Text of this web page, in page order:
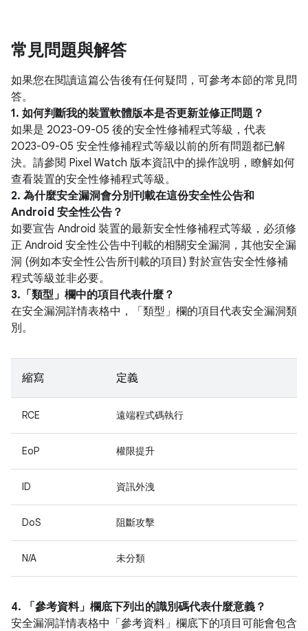
常見問題與解答
如果您在閱讀這篇公告後有任何疑問，可參考本節的常見問
答。
1. 如何判斷我的裝置軟體版本是否更新並修正問題？
如果是 2023-09-05 後的安全性修補程式等級，代表
2023-09-05 安全性修補程式等級以前的所有問題都已解
決。請參閱 Pixel Watch 版本資訊中的操作說明，瞭解如何
查看裝置的安全性修補程式等級。
2. 為什麼安全漏洞會分別刊載在這份安全性公告和
Android 安全性公告？
如要宣告 Android 裝置的最新安全性修補程式等級，必須修
正 Android 安全性公告中刊載的相關安全漏洞，其他安全漏
洞 (例如本安全性公告所刊載的項目) 對於宣告安全性修補
程式等級並非必要。
3.「類型」 欄中的項目代表什麼？
在安全漏洞詳情表格中，「類型」 欄的項目代表安全漏洞類
別。
縮寫 定義
RCE 遠端程式碼執行
EoP 權限提升
ID 資訊外洩
DoS 阻斷攻擊
N/A 未分類
4. 「參考資料」 欄底下列出的識別碼代表什麼意義？
安全漏洞詳情表格中「參考資料」 欄底下的項目可能會包含